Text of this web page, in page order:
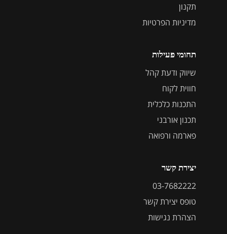
תקנון
מדיניות הפרטיות
תחומי פעילות
שיווק ודעת קהל
חווית לקוח
התכנות כלכלית
תכנון אורבני
פארמה ורפואה
יצירת קשר
03-7682222
טופס יצירת קשר
הצהרת נגישות